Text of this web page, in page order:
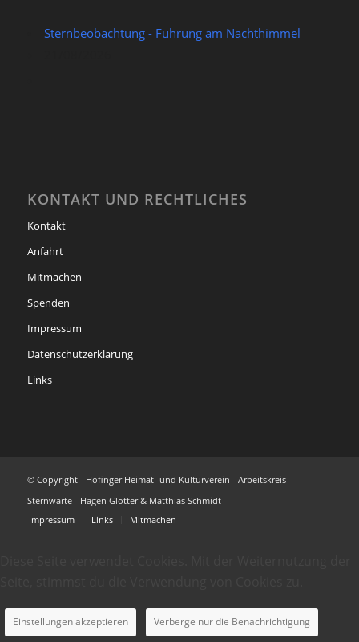
Sternbeobachtung - Führung am Nachthimmel
KONTAKT UND RECHTLICHES
Kontakt
Anfahrt
Mitmachen
Spenden
Impressum
Datenschutzerklärung
Links
© Copyright - Höfinger Heimat- und Kulturverein - Arbeitskreis
Sternwarte - Hagen Glötter & Matthias Schmidt -
Impressum
Links Mitmachen
Einstellungen akzeptieren Verberge nur die Benachrichtigung